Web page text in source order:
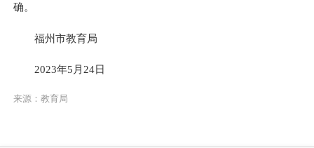
确。
福州市教育局
2023年5月24日
来源：教育局